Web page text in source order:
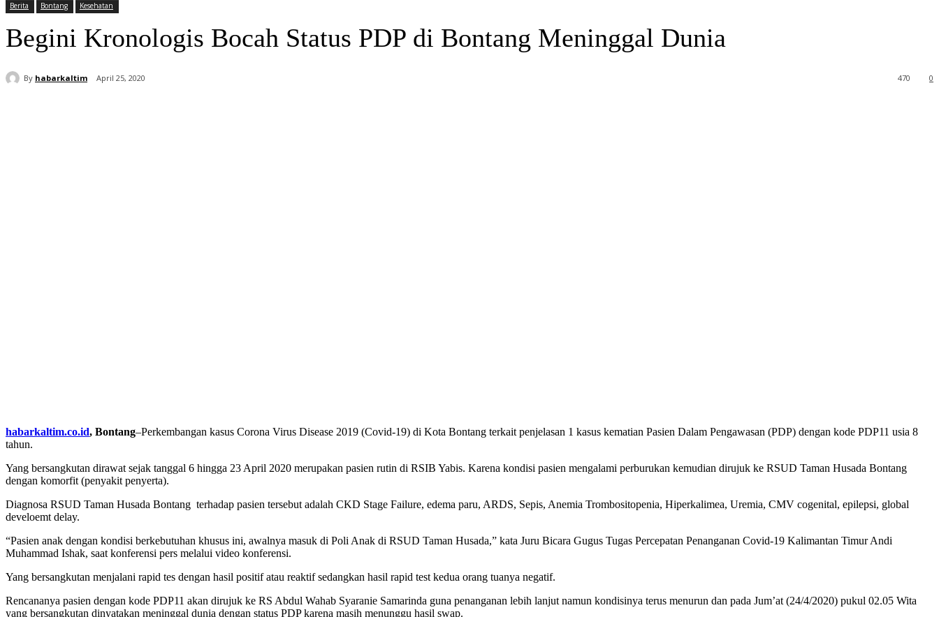
Berita Bontang Kesehatan
Begini Kronologis Bocah Status PDP di Bontang Meninggal Dunia
By habarkaltim April 25, 2020 0
470
habarkaltim.co.id, Bontang–Perkembangan kasus Corona Virus Disease 2019 (Covid-19) di Kota Bontang terkait penjelasan 1 kasus kematian Pasien Dalam Pengawasan (PDP) dengan kode PDP11 usia 8
tahun.
Yang bersangkutan dirawat sejak tanggal 6 hingga 23 April 2020 merupakan pasien rutin di RSIB Yabis. Karena kondisi pasien mengalami perburukan kemudian dirujuk ke RSUD Taman Husada Bontang
dengan komorfit (penyakit penyerta).
Diagnosa RSUD Taman Husada Bontang terhadap pasien tersebut adalah CKD Stage Failure, edema paru, ARDS, Sepis, Anemia Trombositopenia, Hiperkalimea, Uremia, CMV cogenital, epilepsi, global
develoemt delay.
“Pasien anak dengan kondisi berkebutuhan khusus ini, awalnya masuk di Poli Anak di RSUD Taman Husada,” kata Juru Bicara Gugus Tugas Percepatan Penanganan Covid-19 Kalimantan Timur Andi
Muhammad Ishak, saat konferensi pers melalui video konferensi.
Yang bersangkutan menjalani rapid tes dengan hasil positif atau reaktif sedangkan hasil rapid test kedua orang tuanya negatif.
Rencananya pasien dengan kode PDP11 akan dirujuk ke RS Abdul Wahab Syaranie Samarinda guna penanganan lebih lanjut namun kondisinya terus menurun dan pada Jum’at (24/4/2020) pukul 02.05 Wita
yang bersangkutan dinyatakan meninggal dunia dengan status PDP karena masih menunggu hasil swap.